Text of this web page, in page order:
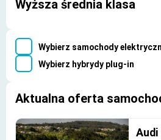
Wyższa średnia klasa
Wybierz samochody
Wybierz hybrydy plug-in
Aktualna oferta
Audi